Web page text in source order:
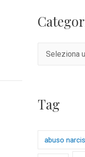
Tag
abuso